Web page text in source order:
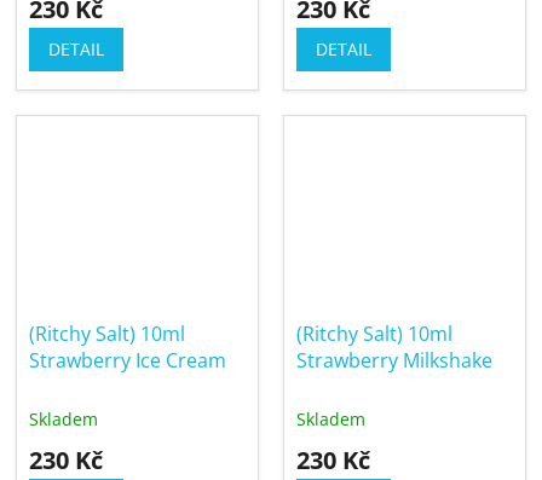
230 Kč
DETAIL
230 Kč
DETAIL
(Ritchy Salt) 10ml
Strawberry Ice Cream
Skladem
230 Kč
(Ritchy Salt) 10ml
Strawberry Milkshake
Skladem
230 Kč